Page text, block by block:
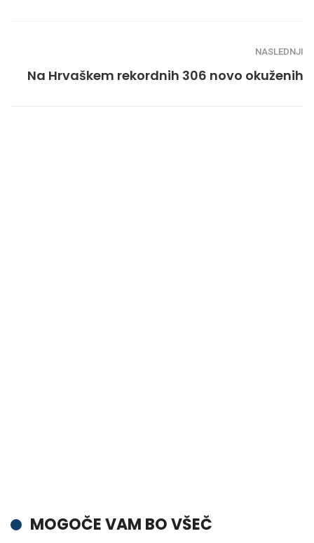
NASLEDNJI
Na Hrvaškem rekordnih 306 novo okuženih
MOGOČE VAM BO VŠEČ